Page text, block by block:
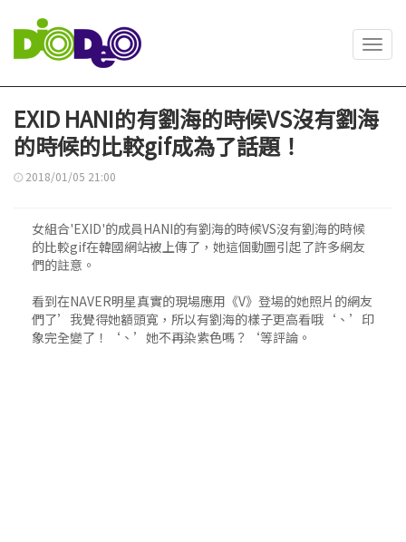
EXID HANI的有劉海的時候VS沒有劉海
的時候的比較gif成為了話題！
2018/01/05 21:00
女組合'EXID'的成員HANI的有劉海的時候VS沒有劉海的時候
的比較gif在韓國網站被上傳了，她這個動圖引起了許多網友
們的註意。
看到在NAVER明星真實的現場應用《V》登場的她照片的網友
們了’我覺得她額頭寬，所以有劉海的樣子更高看哦‘、’印
象完全變了！‘、’她不再染紫色嗎？‘等評論。